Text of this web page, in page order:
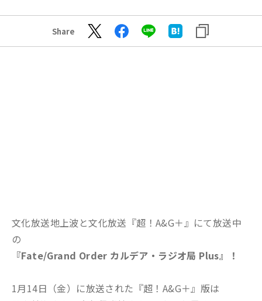
Share
文化放送地上波と文化放送『超！A&G＋』にて放送中
の
『Fate/Grand Order カルデア・ラジオ局 Plus』！
1月14日（金）に放送された『超！A&G＋』版は